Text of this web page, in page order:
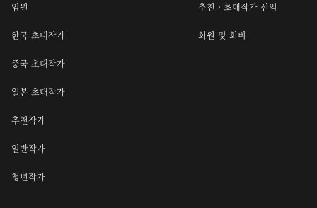
임원
한국 초대작가
중국 초대작가
일본 초대작가
추천작가
일반작가
청년작가
추천ㆍ초대작가 선임
회원 및 회비